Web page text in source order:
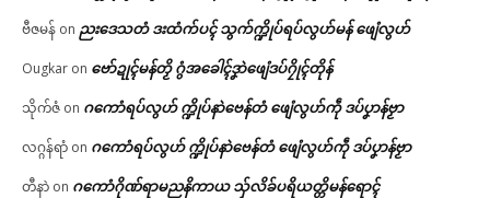
ဗီဇမန် on ညးဒေသတံ ဒးထံက်ပၚ် သွက်က္ဍိုပ်ရပ်လွဟ်မန် ဖျေံလွဟ်
Ougkar on ဗော်ဍုၚ်မန်တၟိ ဂွံအခေါၚ်ဒၞာဲဖျေံဒပ်ဂၠိုၚ်တိုန်
သိုက်ဇံ on ဂကောံရပ်လွဟ် က္ဍိုပ်နာဲဗေန်တံ ဖျေံလွဟ်ကဵု ဒပ်ပၞာန်ဗၟာ
လဂ္ဂန်ရာံ on ဂကောံရပ်လွဟ် က္ဍိုပ်နာဲဗေန်တံ ဖျေံလွဟ်ကဵု ဒပ်ပၞာန်ဗၟာ
တီနာဲ on ဂကောံဂိုဏ်ရာမညနိကာယ သှ်လိခ်ပရိယတ္တိမန်ရောၚ်